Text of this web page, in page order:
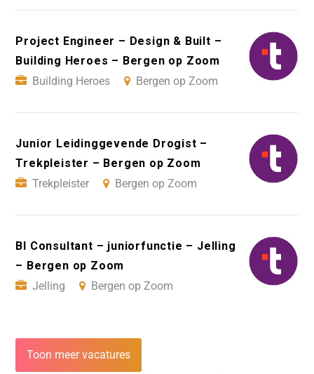
Project Engineer – Design & Built –
Building Heroes – Bergen op Zoom
Building Heroes
Bergen op Zoom
Junior Leidinggevende Drogist –
Trekpleister – Bergen op Zoom
Trekpleister
Bergen op Zoom
BI Consultant – juniorfunctie – Jelling
– Bergen op Zoom
Jelling
Bergen op Zoom
Toon meer vacatures